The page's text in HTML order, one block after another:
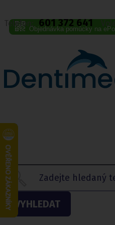
Telefon: 601 372 641
Objednávka pomůcky na
VYHLEDAT